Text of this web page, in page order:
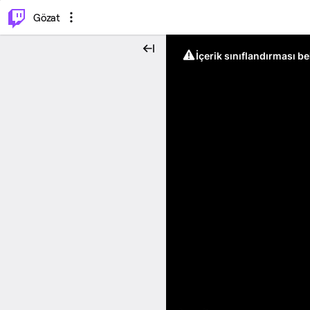
Gözat
İçerik sınıflandırması